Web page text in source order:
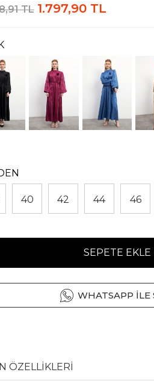
TL 1.797,90 TL
40 42 44 46
SEPETE EKLE
WHATSAPP İLE
ÖZELLİKLERİ